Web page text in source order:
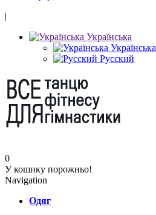
|
Українська
Українська
Русский
0
У кошику порожньо!
Navigation
Одяг